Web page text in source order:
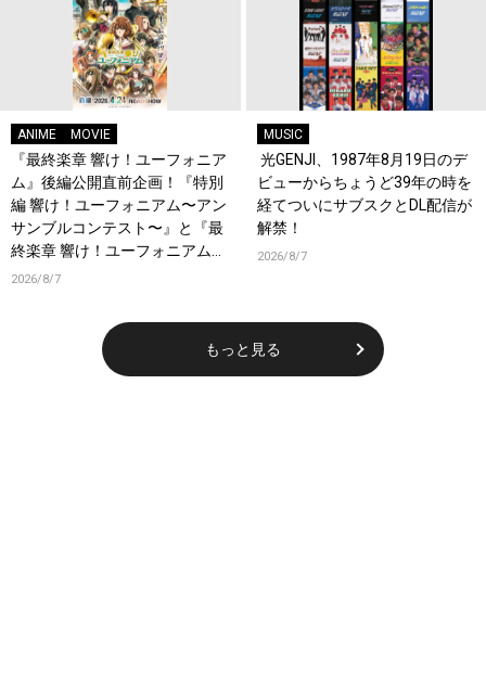
ANIME MOVIE
『最終楽章 響け！ユーフォニア
ム』後編公開直前企画！『特別
編 響け！ユーフォニアム〜アン
サンブルコンテスト〜』と『最
終楽章 響け！ユーフォニアム』
前編の一挙上映が決定！
2026/8/7
MUSIC
光GENJI、1987年8月19日のデ
ビューからちょうど39年の時を
経てついにサブスクとDL配信が
解禁！
2026/8/7
もっと見る